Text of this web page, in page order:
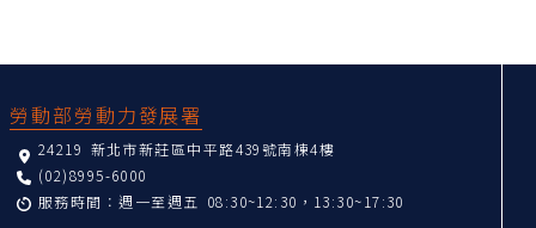
勞動部勞動力發展署
24219 新北市新莊區中平路439號南棟4樓
(02)8995-6000
服務時間：週一至週五 08:30~12:30，13:30~17:30